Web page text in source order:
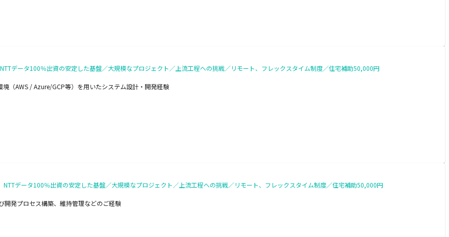
データ100％出資の安定した基盤／大規模なプロジェクト／上流工程への挑戦／リモート、フレックスタイム制度／住宅補助50,000円
（AWS / Azure/GCP等）を用いたシステム設計・開発経験
データ100％出資の安定した基盤／大規模なプロジェクト／上流工程への挑戦／リモート、フレックスタイム制度／住宅補助50,000円
開発プロセス構築、維持管理などのご経験